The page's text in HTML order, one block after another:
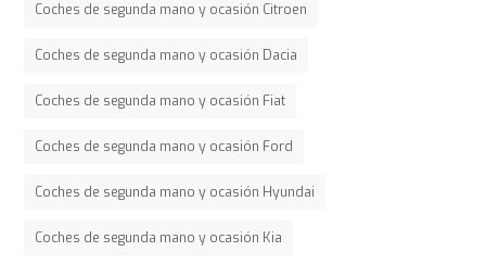
Coches de segunda mano y ocasión Citroen
Coches de segunda mano y ocasión Dacia
Coches de segunda mano y ocasión Fiat
Coches de segunda mano y ocasión Ford
Coches de segunda mano y ocasión Hyundai
Coches de segunda mano y ocasión Kia